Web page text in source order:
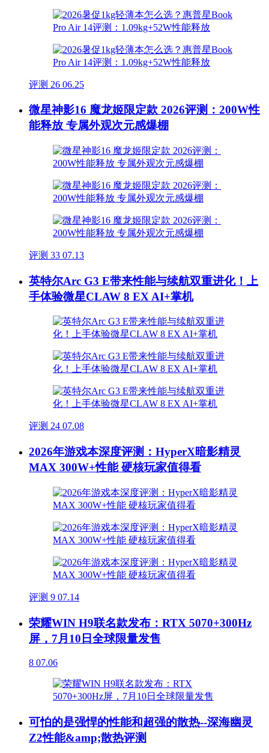
评测 26 06.25
微星神影16 魔龙姬限定款 2026评测：200W性
能释放 专属外观次元感爆棚
评测 33 07.13
英特尔Arc G3 E带来性能与续航双重进化！上
手体验微星CLAW 8 EX AI+掌机
评测 24 07.08
2026年游戏本深度评测：HyperX暗影精灵
MAX 300W+性能 硬核玩家值得看
评测 9 07.14
荣耀WIN H9联名款发布：RTX 5070+300Hz
屏，7月10日全球限量发售
8 07.06
可怕的是强悍的性能和超强的散热--深海幽灵
Z2性能&amp;散热评测